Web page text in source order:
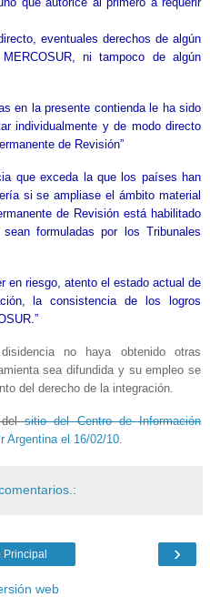
eventuales derechos de algún
ni tampoco de algún
en la presente contienda le ha sido
individualmente y de modo directo
de Revisión”
que exceda la que los países han
si se ampliase el ámbito material
de Revisión está habilitado
formuladas por los Tribunales
en riesgo, atento el estado actual de
la consistencia de los logros
no haya obtenido otras
sea difundida y su empleo se
del derecho de la integración.
delsitio del Centro de Información
Argentina el 16/02/10
›
Principal
web